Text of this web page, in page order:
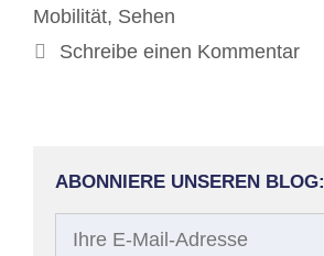
Mobilität, Sehen
Schreibe einen Kommentar
ABONNIERE UNSEREN BLOG: